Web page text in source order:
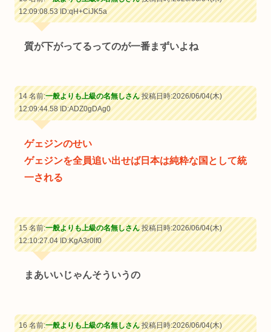
12:09:08.53ID:qH+CiJK5a
質が下がってるってのが一番まずいよね
14 名前:一般よりも上級の名無しさん投稿日時:2026/06/04(木)
12:09:44.58ID:ADZ0gDAg0
ゲェジンのせい
ゲェジンを全員追い出せば日本は純粋な国として統
一される
15 名前:一般よりも上級の名無しさん投稿日時:2026/06/04(木)
12:10:27.04ID:KgA3r0lf0
まあいいじゃんそういうの
16 名前:一般よりも上級の名無しさん投稿日時:2026/06/04(木)